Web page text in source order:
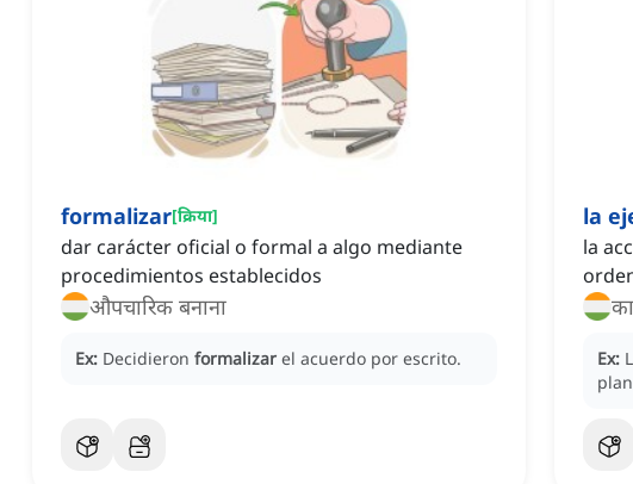
formalizar[क्रिया]
dar carácter oficial o formal a algo mediante
procedimientos establecidos
औपचारिक बनाना
Ex: Decidieron formalizar el acuerdo por escrito.
la
la
Ex: